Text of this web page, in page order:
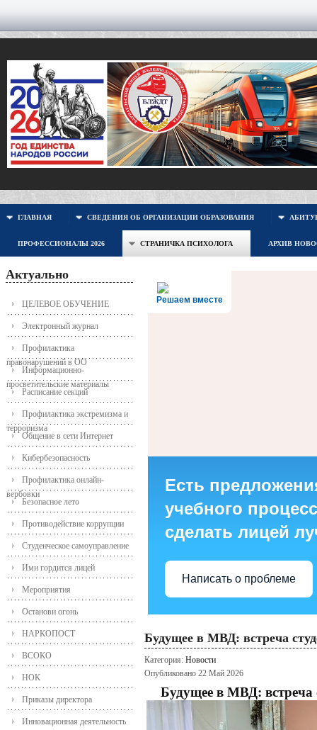
ГЛАВНАЯ СВЕДЕНИЯ ОБ ОРГАНИЗАЦИИ ОБРАЗОВАНИЯ
ПРОФЕССИОНАЛЫ 2026 СТРАНИЧКА ПСИХОЛОГА АРХИВ
Актуально
ЦЕЛЕВОЕ ОБУЧЕНИЕ
Электронный журнал
Профилактика
правонарушений в ОО
Информационно-
просветительские материалы
Расписание секций
Профилактика экстремизма и
терроризма
Общение в сети Интернет
Кибербезопасность
Профилактика онлайн-
вербовки
Безопасное лето
Противодействие коррупции
Студенческое самоуправление
Ими гордится лицей
Мероприятия
Останови огонь
НАРКОПОСТ
ВСОКО
НОК
Приказы директора
Инновационная деятельность
Решаем вместе
Есть
учебного
сделать лицей
Написать о проблеме
Будущее в МВД: встреча
Категория: Новости
Опубликовано 22 Май 2026
Будущее в МВД: встреча